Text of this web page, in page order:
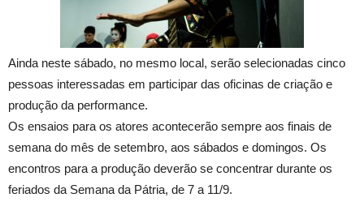
Ainda neste sábado, no mesmo local, serão selecionadas cinco
pessoas interessadas em participar das oficinas de criação e
produção da performance.
Os ensaios para os atores acontecerão sempre aos finais de
semana do mês de setembro, aos sábados e domingos. Os
encontros para a produção deverão se concentrar durante os
feriados da Semana da Pátria, de 7 a 11/9.